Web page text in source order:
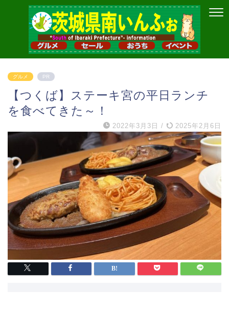
グルメ PR
【つくば】ステーキ宮の平日ランチ
を食べてきた～！
2022年3月3日 / 2025年2月6日